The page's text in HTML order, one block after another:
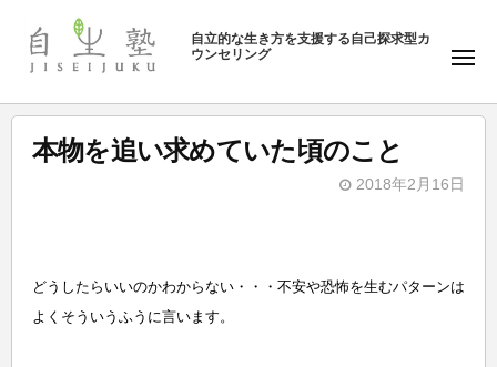
ン
自
塾
自立的な生き方を支援する自己探求型カ
ウンセリング
メ
ュ
ー
本物を追い求めていた頃のこと
2018年2月16日
生
塾
どうしたらいいのかわからない・・・不安や恐怖を生むパターンは
よくそういうふうに言います。